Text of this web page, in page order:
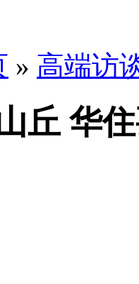
» 高端访
丘 华